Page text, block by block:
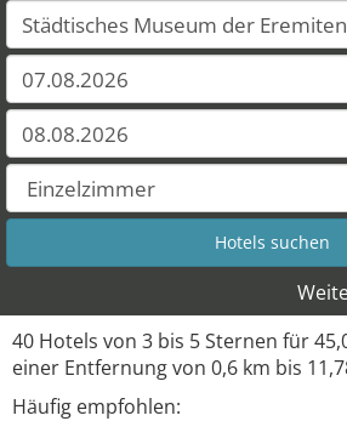
40 Hotels von 3 bis 5 Sternen für
einer Entfernung von 0,6 km bis
Häufig empfohlen: